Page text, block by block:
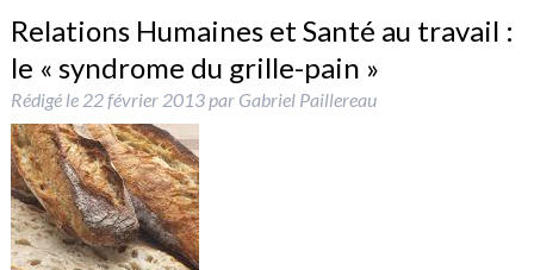
Relations Humaines et Santé au travail :
le « syndrome du grille-pain »
Rédigé le 22 février 2013par Gabriel Paillereau